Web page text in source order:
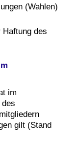
(Wahlen)
des
im
gilt (Stand